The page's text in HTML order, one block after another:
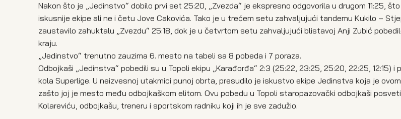
Nakon što je „Jedinstvo“ dobilo prvi set 25:20, „Zvezda“ je ekspresno odgovorila u drugom 11:25,
iskusnije ekipe ali ne i četu Jove Cakovića. Tako je u trećem setu zahvaljujući tandemu Kukilo –
zaustavilo zahuktalu „Zvezdu“ 25:18, dok je u četvrtom setu zahvaljujući blistavoj Anji Zubić
kraju.
„Jedinstvo“ trenutno zauzima 6. mesto na tabeli sa 8 pobeda i 7 poraza.
Odbojkaši „Jedinstva“ pobedili su u Topoli ekipu „Karađorđa“ 2:3 (25:22, 23:25, 25:20, 22:25, 12:15) i
kola Superlige. U neizvesnoj utakmici punoj obrta, presudilo je iskustvo ekipe Jedinstva koja je
zašto joj je mesto među odbojkaškom elitom. Ovu pobedu u Topoli staropazovački odbojkaši
Kolareviću, odbojkašu, treneru i sportskom radniku koji ih je sve zadužio.